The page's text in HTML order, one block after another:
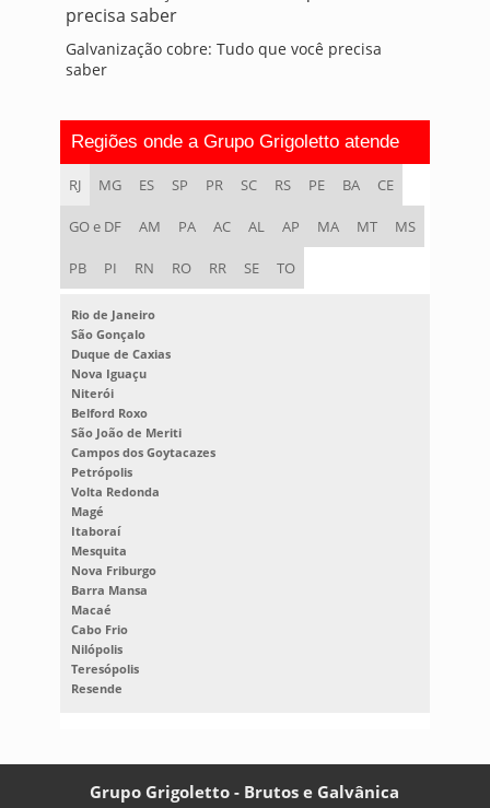
Galvanização cobre: Tudo que você precisa
saber
Regiões onde a Grupo Grigoletto atende
RJ MG ES SP PR SC RS PE BA CE
GO e DF AM PA AC AL AP MA MT MS
PB PI RN RO RR SE TO
Rio de Janeiro
São Gonçalo
Duque de Caxias
Nova Iguaçu
Niterói
Belford Roxo
São João de Meriti
Campos dos Goytacazes
Petrópolis
Volta Redonda
Magé
Itaboraí
Mesquita
Nova Friburgo
Barra Mansa
Macaé
Cabo Frio
Nilópolis
Teresópolis
Resende
Grupo Grigoletto - Brutos e Galvânica